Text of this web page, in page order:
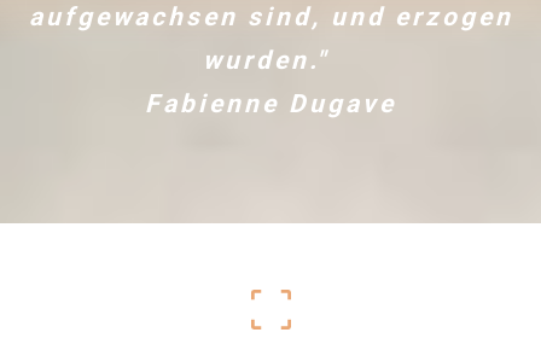
aufgewachsen sind, und erzogen
wurden."
Fabienne Dugave